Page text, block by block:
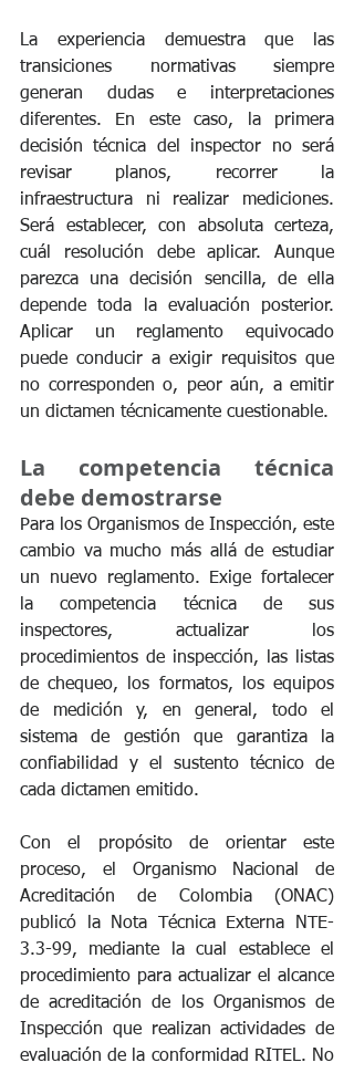
La experiencia demuestra que las
transiciones normativas siempre
generan dudas e interpretaciones
diferentes. En este caso, la primera
decisión técnica del inspector no será
revisar planos, recorrer la
infraestructura ni realizar mediciones.
Será establecer, con absoluta certeza,
cuál resolución debe aplicar. Aunque
parezca una decisión sencilla, de ella
depende toda la evaluación posterior.
Aplicar un reglamento equivocado
puede conducir a exigir requisitos que
no corresponden o, peor aún, a emitir
un dictamen técnicamente cuestionable.
La competencia técnica
debe demostrarse
Para los Organismos de Inspección, este
cambio va mucho más allá de estudiar
un nuevo reglamento. Exige fortalecer
la competencia técnica de sus
inspectores, actualizar los
procedimientos de inspección, las listas
de chequeo, los formatos, los equipos
de medición y, en general, todo el
sistema de gestión que garantiza la
confiabilidad y el sustento técnico de
cada dictamen emitido.
Con el propósito de orientar este
proceso, el Organismo Nacional de
Acreditación de Colombia (ONAC)
publicó la Nota Técnica Externa NTE-
3.3-99, mediante la cual establece el
procedimiento para actualizar el alcance
de acreditación de los Organismos de
Inspección que realizan actividades de
evaluación de la conformidad RITEL. No